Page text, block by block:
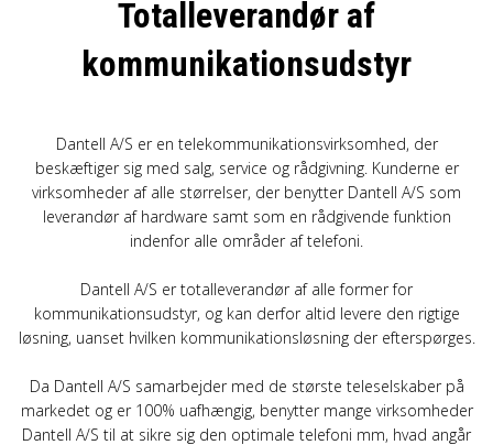
FORRETNINGSBETINGELSER
LOG IND
APPLE FOR BUSINESS
Totalleverandør af
kommunikationsudstyr
Dantell A/S er en telekommunikationsvirksomhed, der
beskæftiger sig med salg, service og rådgivning. Kunderne er
virksomheder af alle størrelser, der benytter Dantell A/S som
leverandør af hardware samt som en rådgivende funktion
indenfor alle områder af telefoni.
Dantell A/S er totalleverandør af alle former for
kommunikationsudstyr, og kan derfor altid levere den rigtige
løsning, uanset hvilken kommunikationsløsning der efterspørges.
Da Dantell A/S samarbejder med de største teleselskaber på
markedet og er 100% uafhængig, benytter mange virksomheder
Dantell A/S til at sikre sig den optimale telefoni mm, hvad angår